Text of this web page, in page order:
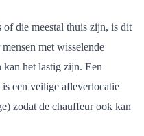
of die meestal thuis zijn, is dit
met wisselende
kan het lastig zijn. Een
een veilige afleverlocatie
zodat de chauffeur ook kan